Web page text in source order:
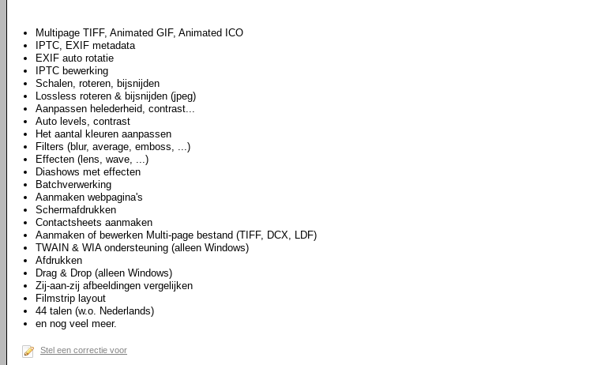
Multipage TIFF, Animated GIF, Animated ICO
IPTC, EXIF metadata
EXIF auto rotatie
IPTC bewerking
Schalen, roteren, bijsnijden
Lossless roteren & bijsnijden (jpeg)
Aanpassen helederheid, contrast...
Auto levels, contrast
Het aantal kleuren aanpassen
Filters (blur, average, emboss, ...)
Effecten (lens, wave, ...)
Diashows met effecten
Batchverwerking
Aanmaken webpagina's
Schermafdrukken
Contactsheets aanmaken
Aanmaken of bewerken Multi-page bestand (TIFF, DCX, LDF)
TWAIN & WIA ondersteuning (alleen Windows)
Afdrukken
Drag & Drop (alleen Windows)
Zij-aan-zij afbeeldingen vergelijken
Filmstrip layout
44 talen (w.o. Nederlands)
en nog veel meer.
Stel een correctie voor